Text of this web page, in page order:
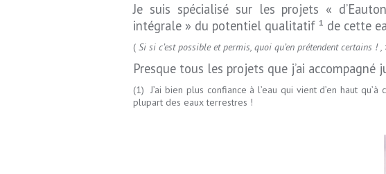
Je suis spécialisé sur les projets «
intégrale » du potentiel qualitatif ¹ de cette
( Si si c’est possible et permis, quoi qu’en prétendent certains !
Presque tous les projets que j’ai accompagné
(1) J’ai bien plus confiance à l’eau qui vient d’en haut
plupart des eaux terrestres !